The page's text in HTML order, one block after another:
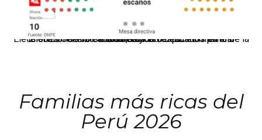
El JNE oficializó la distribución de escaños para la elección de 60 senadores y 130 diputados en las Elecciones Generales 2026, tras el restablecimiento de la Bicameralidad.
Familias más ricas del
Perú 2026